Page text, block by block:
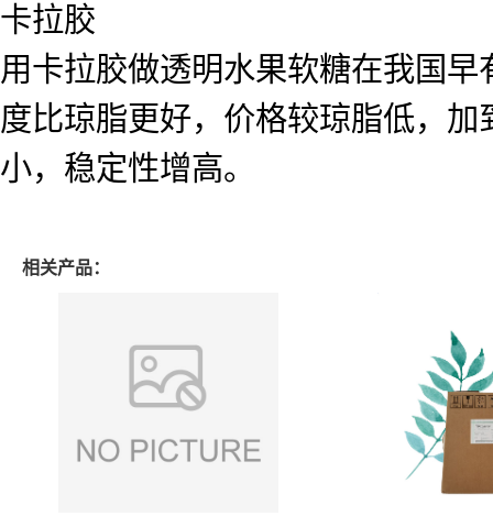
卡拉胶
用卡拉胶做透明水果软糖在我国
度比琼脂更好，价格较琼脂低，
小，稳定性增高。
相关产品：